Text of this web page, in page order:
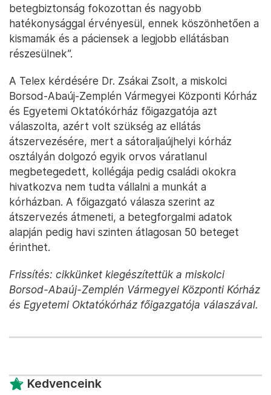
betegbiztonság fokozottan és nagyobb
hatékonysággal érvényesül, ennek köszönhetően a
kismamák és a páciensek a legjobb ellátásban
részesülnek”.
A Telex kérdésére Dr. Zsákai Zsolt, a miskolci
Borsod-Abaúj-Zemplén Vármegyei Központi Kórház
és Egyetemi Oktatókórház főigazgatója azt
válaszolta, azért volt szükség az ellátás
átszervezésére, mert a sátoraljaújhelyi kórház
osztályán dolgozó egyik orvos váratlanul
megbetegedett, kollégája pedig családi okokra
hivatkozva nem tudta vállalni a munkát a
kórházban. A főigazgató válasza szerint az
átszervezés átmeneti, a betegforgalmi adatok
alapján pedig havi szinten átlagosan 50 beteget
érinthet.
Frissítés: cikkünket kiegészítettük a miskolci
Borsod-Abaúj-Zemplén Vármegyei Központi Kórház
és Egyetemi Oktatókórház főigazgatója válaszával.
Kedvenceink